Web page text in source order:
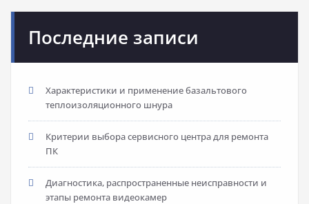
Последние записи
Характеристики и применение базальтового
теплоизоляционного шнура
Критерии выбора сервисного центра для ремонта
ПК
Диагностика, распространенные неисправности и
этапы ремонта видеокамер